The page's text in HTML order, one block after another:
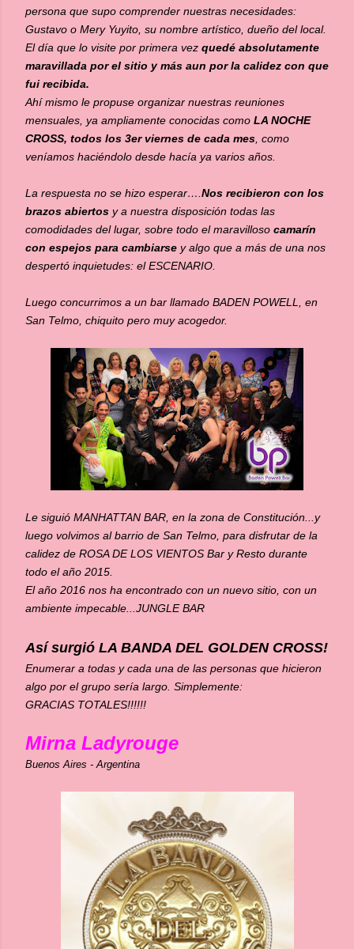
persona que supo comprender nuestras necesidades:
Gustavo o Mery Yuyito, su nombre artístico, dueño del local.
El día que lo visite por primera vez quedé absolutamente
maravillada por el sitio y más aun por la calidez con que
fui recibida.
Ahí mismo le propuse organizar nuestras reuniones
mensuales, ya ampliamente conocidas como LA NOCHE
CROSS, todos los 3er viernes de cada mes , como
veníamos haciéndolo desde hacía ya varios años.
La respuesta no se hizo esperar…. Nos recibieron con los
brazos abiertos y a nuestra disposición todas las
comodidades del lugar, sobre todo el maravilloso camarín
con espejos para cambiarse y algo que a más de una nos
despertó inquietudes: el ESCENARIO.
Luego concurrimos a un bar llamado BADEN POWELL, en
San Telmo, chiquito pero muy acogedor.
Le siguió MANHATTAN BAR, en la zona de Constitución... y
luego volvimos al barrio de San Telmo, para disfrutar de la
calidez de ROSA DE LOS VIENTOS Bar y Resto durante
todo el año 2015.
El año 2016 nos ha encontrado con un nuevo sitio, con un
ambiente impecable...JUNGLE BAR
Así surgió LA BANDA DEL GOLDEN CROSS!
Enumerar a todas y cada una de las personas que hicieron
algo por el grupo sería largo. Simplemente:
GRACIAS TOTALES!!!!!!
Mirna Ladyrouge
Buenos Aires - Argentina